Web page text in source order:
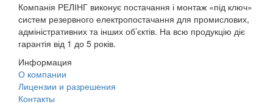
Компанія РЕЛІНГ виконує постачання і монтаж «під ключ»
систем резервного електропостачання для промислових,
адміністративних та інших об’єктів. На всю продукцію діє
гарантія від 1 до 5 років.
Информация
О компании
Лицензии и разрешения
Контакты